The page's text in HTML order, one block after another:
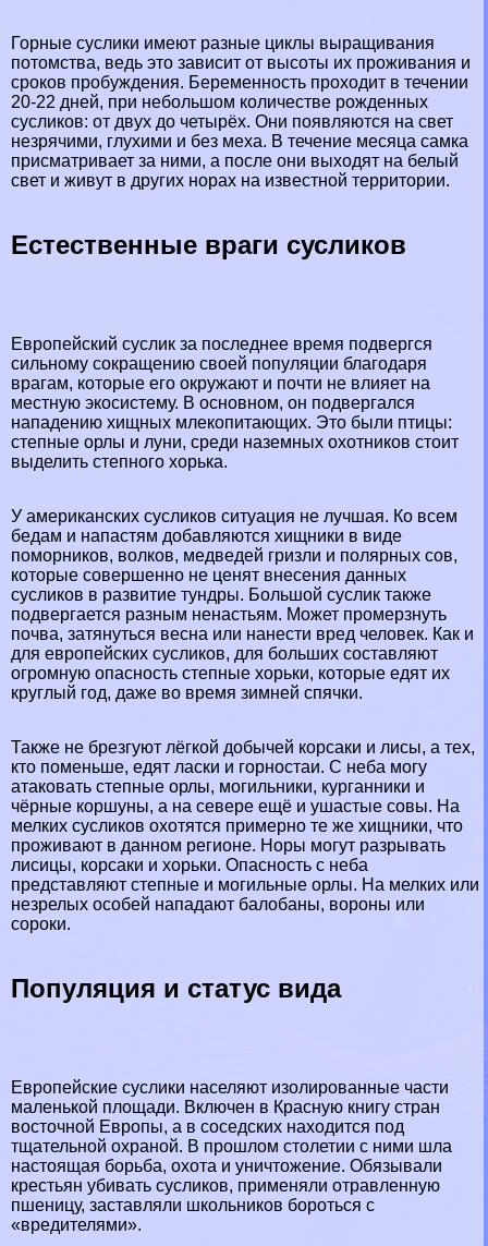
Горные суслики имеют разные циклы выращивания
потомства, ведь это зависит от высоты их проживания и
сроков пробуждения. Беременность проходит в течении
20-22 дней, при небольшом количестве рожденных
сусликов: от двух до четырёх. Они появляются на свет
незрячими, глухими и без меха. В течение месяца самка
присматривает за ними, а после они выходят на белый
свет и живут в других норах на известной территории.
Естественные враги сусликов
Европейский суслик за последнее время подвергся
сильному сокращению своей популяции благодаря
врагам, которые его окружают и почти не влияет на
местную экосистему. В основном, он подвергался
нападению хищных млекопитающих. Это были птицы:
степные орлы и луни, среди наземных охотников стоит
выделить степного хорька.
У американских сусликов ситуация не лучшая. Ко всем
бедам и напастям добавляются хищники в виде
поморников, волков, медведей гризли и полярных сов,
которые совершенно не ценят внесения данных
сусликов в развитие тундры. Большой суслик также
подвергается разным ненастьям. Может промерзнуть
почва, затянуться весна или нанести вред человек. Как и
для европейских сусликов, для больших составляют
огромную опасность степные хорьки, которые едят их
круглый год, даже во время зимней спячки.
Также не брезгуют лёгкой добычей корсаки и лисы, а тех,
кто поменьше, едят ласки и горностаи. С неба могу
атаковать степные орлы, могильники, курганники и
чёрные коршуны, а на севере ещё и ушастые совы. На
мелких сусликов охотятся примерно те же хищники, что
проживают в данном регионе. Норы могут разрывать
лисицы, корсаки и хорьки. Опасность с неба
представляют степные и могильные орлы. На мелких или
незрелых особей нападают балобаны, вороны или
сороки.
Популяция и статус вида
Европейские суслики населяют изолированные части
маленькой площади. Включен в Красную книгу стран
восточной Европы, а в соседских находится под
тщательной охраной. В прошлом столетии с ними шла
настоящая борьба, охота и уничтожение. Обязывали
крестьян убивать сусликов, применяли отравленную
пшеницу, заставляли школьников бороться с
«вредителями».